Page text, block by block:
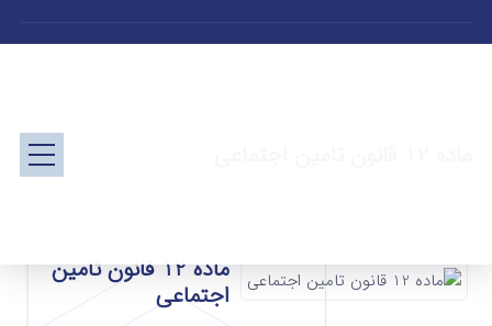
ماده 12 قانون تامین
اجتماعی